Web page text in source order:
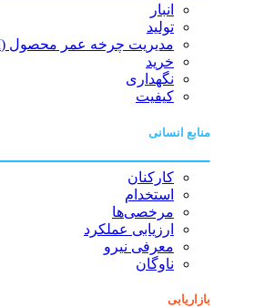
انبار
تولید
مدیریت چرخه عمر محصول (PLM)
خرید
نگهداری
کیفیت
منابع انسانی
کارکنان
استخدام
مرخصی‌ها
ارزیابی عملکرد
معرفی نیرو
ناوگان
بازاریابی